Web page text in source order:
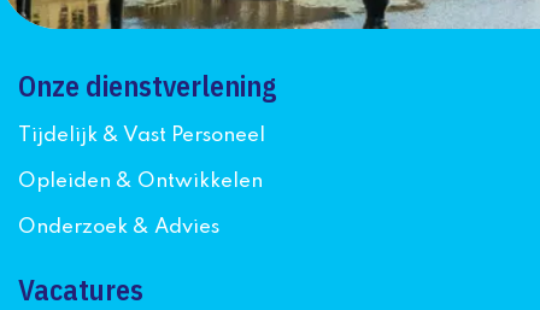
Onze dienstverlening
Tijdelijk & Vast Personeel
Opleiden & Ontwikkelen
Onderzoek & Advies
Vacatures